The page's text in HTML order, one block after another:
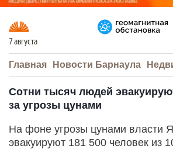
7 августа
Главная Новости Барнаула
Сотни тысяч людей
за угрозы цунами
На фоне угрозы цунами власти
эвакуируют 181 500 человек из